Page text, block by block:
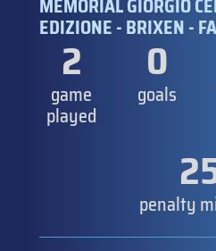
MEMORIAL GIORGIO
EDIZIONE - BRIXEN -
2
game
played
0
goals
penalty